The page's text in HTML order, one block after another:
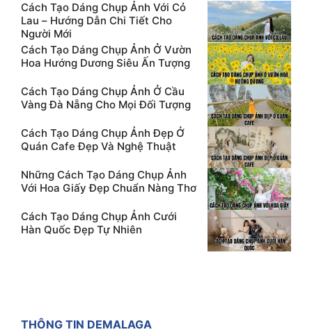
Cách Tạo Dáng Chụp Ảnh Với Cỏ
Lau – Hướng Dẫn Chi Tiết Cho
Người Mới
Cách Tạo Dáng Chụp Ảnh Ở Vườn
Hoa Hướng Dương Siêu Ấn Tượng
Cách Tạo Dáng Chụp Ảnh Ở Cầu
Vàng Đà Nẵng Cho Mọi Đối Tượng
Cách Tạo Dáng Chụp Ảnh Đẹp Ở
Quán Cafe Đẹp Và Nghệ Thuật
Những Cách Tạo Dáng Chụp Ảnh
Với Hoa Giấy Đẹp Chuẩn Nàng Thơ
Cách Tạo Dáng Chụp Ảnh Cưới
Hàn Quốc Đẹp Tự Nhiên
THÔNG TIN DEMALAGA